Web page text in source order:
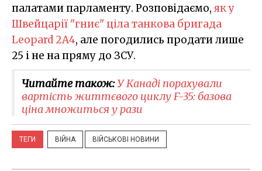
палатами парламенту. Розповідаємо, як у
Швейцарії "гниє" ціла танкова бригада
Leopard 2A4, але погодились продати лише
25 і не на пряму до ЗСУ.
Читайте також:У Канаді порахували
вартість життєвого циклу F-35: базова
ціна множиться у рази
ТЕГИ ВІЙНА ВІЙСЬКОВІ НОВИНИ